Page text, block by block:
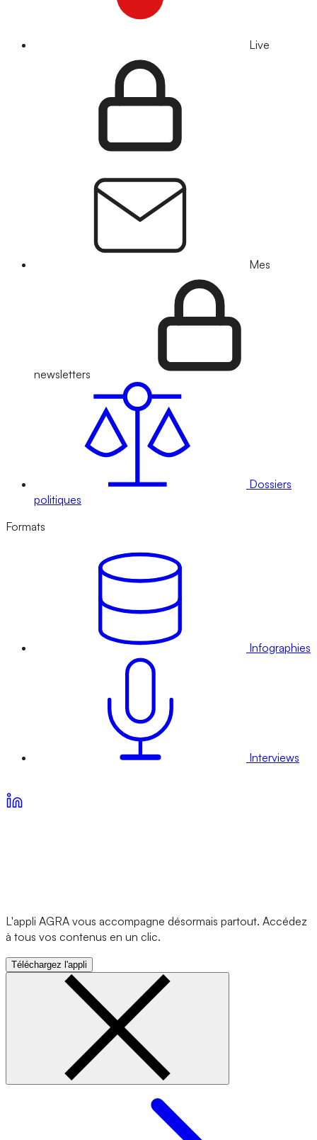
Live
Mes
newsletters
Dossiers
politiques
Formats
Infographies
Interviews
L'appli AGRA vous accompagne désormais partout. Accédez
à tous vos contenus en un clic.
Téléchargez l'appli